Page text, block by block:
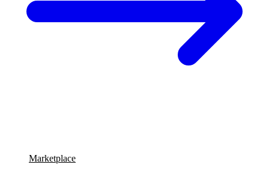
Marketplace